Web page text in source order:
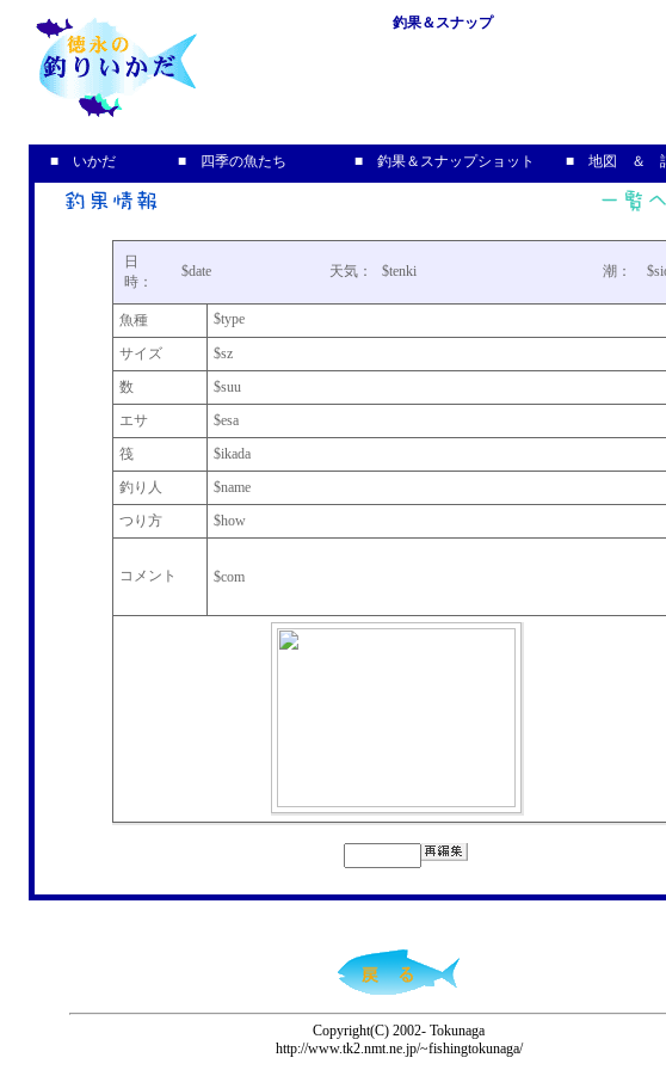
釣果＆スナップ
■ いかだ ■ 四季の魚たち ■ 釣果＆スナップショット ■ 地図 ＆
日
時：
$date 天気： $tenki 潮：
魚種 $type
サイズ
$sz
数
$suu
エサ
$esa
筏
$ikada
釣り人
$name
つり方
$how
コメント $com
Copyright(C) 2002- Tokunaga
http://www.tk2.nmt.ne.jp/~fishingtokunaga/